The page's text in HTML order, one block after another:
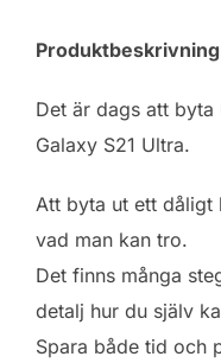
Det är dags att byta
Galaxy S21 Ultra.
Att byta ut ett dåligt
vad man kan tro.
Det finns många
detalj hur du själv
Spara både tid och